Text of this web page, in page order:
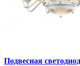
Подвесная